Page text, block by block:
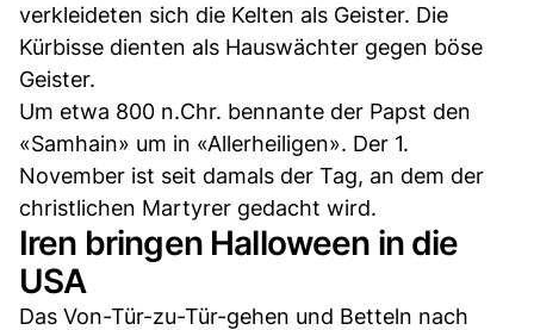
verkleideten sich die Kelten als Geister. Die
Kürbisse dienten als Hauswächter gegen böse
Geister.
Um etwa 800 n.Chr. bennante der Papst den
«Samhain» um in «Allerheiligen». Der 1.
November ist seit damals der Tag, an dem der
christlichen Martyrer gedacht wird.
Iren bringen Halloween in die
USA
Das Von-Tür-zu-Tür-gehen und Betteln nach